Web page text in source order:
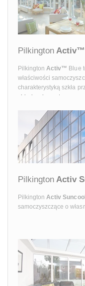
Pilkington Activ™
PilkingtonActiv™ Blue
właściwości
charakterystyką szkła
chłodnych wnętrz.
Pilkington Activ
PilkingtonActiv
samoczyszczące o